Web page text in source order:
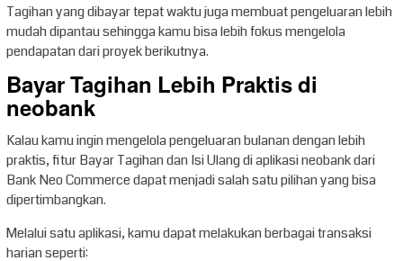
Tagihan yang dibayar tepat waktu juga membuat pengeluaran lebih
mudah dipantau sehingga kamu bisa lebih fokus mengelola
pendapatan dari proyek berikutnya.
Bayar Tagihan Lebih Praktis di
neobank
Kalau kamu ingin mengelola pengeluaran bulanan dengan lebih
praktis, fitur Bayar Tagihan dan Isi Ulang di aplikasi neobank dari
Bank Neo Commerce dapat menjadi salah satu pilihan yang bisa
dipertimbangkan.
Melalui satu aplikasi, kamu dapat melakukan berbagai transaksi
harian seperti: